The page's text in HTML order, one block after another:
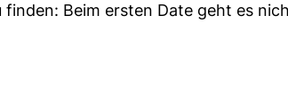
finden: Beim ersten Date geht es